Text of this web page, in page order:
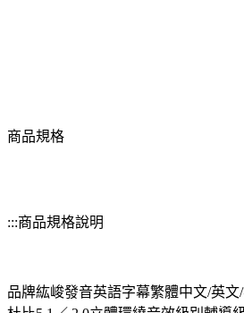
商品規格
:::商品規格說明
品牌紘峻發音英語字幕繁體中文/英文